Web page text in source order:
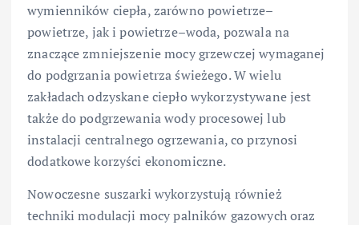
wymienników ciepła, zarówno powietrze–
powietrze, jak i powietrze–woda, pozwala na
znaczące zmniejszenie mocy grzewczej wymaganej
do podgrzania powietrza świeżego. W wielu
zakładach odzyskane ciepło wykorzystywane jest
także do podgrzewania wody procesowej lub
instalacji centralnego ogrzewania, co przynosi
dodatkowe korzyści ekonomiczne.
Nowoczesne suszarki wykorzystują również
techniki modulacji mocy palników gazowych oraz